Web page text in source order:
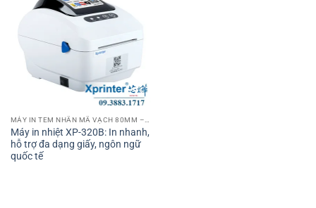
Máy in nhiệt XP-320B: In nhanh,
hỗ trợ đa dạng giấy, ngôn ngữ
quốc tế